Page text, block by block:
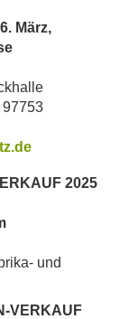
März,
97753
2025
und
VERKAUF